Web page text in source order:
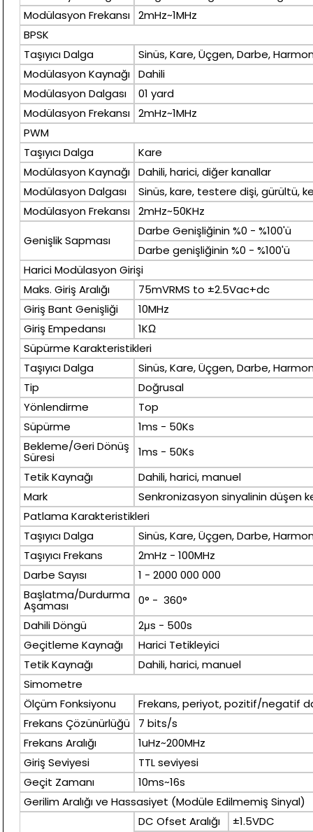
Modülasyon Frekansı 2mHz~1MHz
BPSK
Taşıyıcı Dalga
Sinüs, Kare, Üçgen, Darbe,
Modülasyon Kaynağı Dahili
Modülasyon Dalgası
01 yard
Modülasyon Frekansı 2mHz~1MHz
PWM
Taşıyıcı Dalga
Kare
Modülasyon Kaynağı Dahili, harici, diğer kanallar
Modülasyon Dalgası
Sinüs, kare, testere dişi, gürültü,
Modülasyon Frekansı 2mHz~50KHz
Genişlik Sapması
Darbe Genişliğinin %0 - %100'ü
Darbe genişliğinin %0 - %100'ü
Harici Modülasyon Girişi
Maks. Giriş Aralığı
75mVRMS to ±2.5Vac+dc
Giriş Bant Genişliği
10MHz
Giriş Empedansı
1KΩ
Süpürme Karakteristikleri
Taşıyıcı Dalga
Sinüs, Kare, Üçgen, Darbe,
Tip
Doğrusal
Yönlendirme
Top
Süpürme
1ms - 50Ks
Bekleme/Geri Dönüş
Süresi
1ms - 50Ks
Tetik Kaynağı
Dahili, harici, manuel
Mark
Senkronizasyon sinyalinin düşen
Patlama Karakteristikleri
Taşıyıcı Dalga
Sinüs, Kare, Üçgen, Darbe,
Taşıyıcı Frekans
2mHz - 100MHz
Darbe Sayısı
1 - 2000 000 000
Başlatma/Durdurma
Aşaması
0° - 360°
Dahili Döngü
2μs - 500s
Geçitleme Kaynağı
Harici Tetikleyici
Tetik Kaynağı
Dahili, harici, manuel
Simometre
Ölçüm Fonksiyonu
Frekans, periyot, pozitif/negatif
Frekans Çözünürlüğü
7 bits/s
Frekans Aralığı
1uHz~200MHz
Giriş Seviyesi
TTL seviyesi
Geçit Zamanı
10ms~16s
Gerilim Aralığı ve Hassasiyet (Modüle Edilmemiş Sinyal)
DC Ofset Aralığı
±1.5VDC